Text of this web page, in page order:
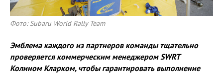
Фото: Subaru World Rally Team
Эмблема каждого из партнеров команды тщательно
проверяется коммерческим менеджером SWRT
Колином Кларком, чтобы гарантировать выполнение